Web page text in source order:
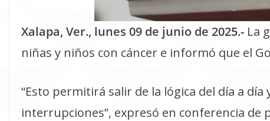
Xalapa, Ver., lunes 09 de junio de 2025.- La
niñas y niños con cáncer e informó que el
“Esto permitirá salir de la lógica del día a
interrupciones”, expresó en conferencia de